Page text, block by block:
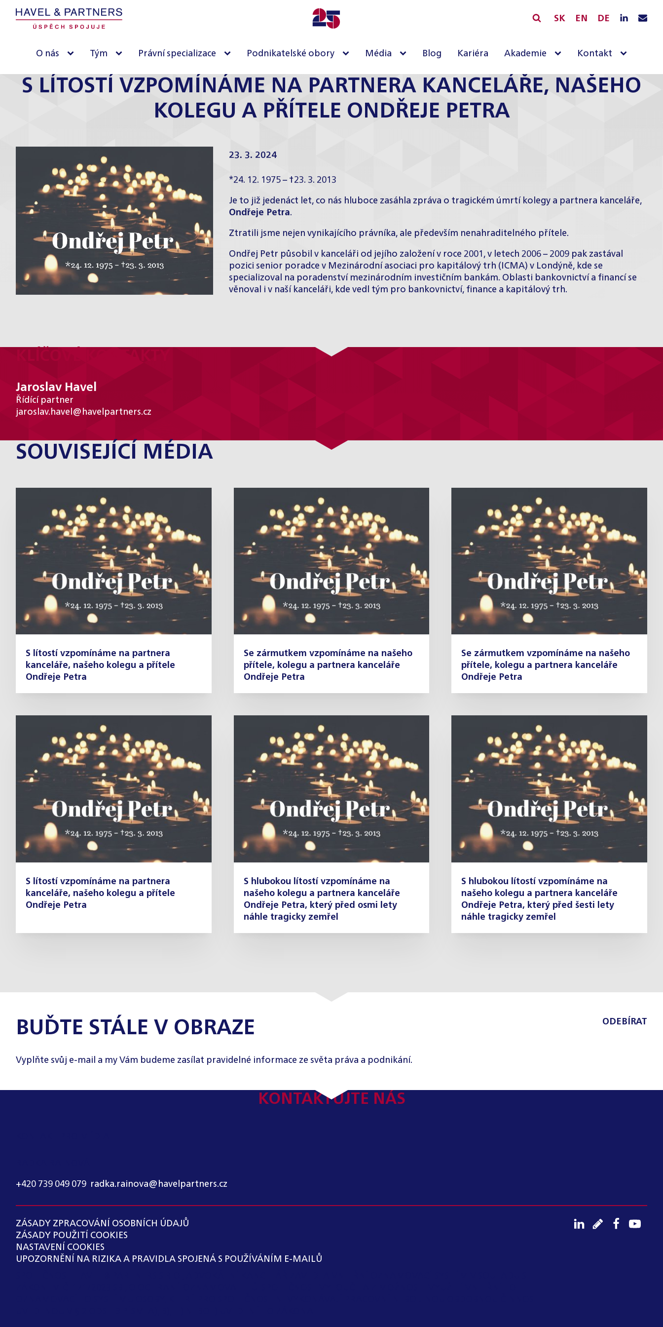
SK EN DE
O nás Tým Právní specializace Podnikatelské obory Média Blog Kariéra Akademie Kontakt
S LÍTOSTÍ VZPOMÍNÁME NA PARTNERA KANCELÁŘE, NAŠEHO
KOLEGU A PŘÍTELE ONDŘEJE PETRA
23. 3. 2024
*24. 12. 1975 – †23. 3. 2013
Je to již jedenáct let, co nás hluboce zasáhla zpráva o tragickém úmrtí kolegy a partnera kanceláře,
Ondřeje Petra.
Ztratili jsme nejen vynikajícího právníka, ale především nenahraditelného přítele.
Ondřej Petr působil v kanceláři od jejího založení v roce 2001, v letech 2006 – 2009 pak zastával
pozici senior poradce v Mezinárodní asociaci pro kapitálový trh (ICMA) v Londýně, kde se
specializoval na poradenství mezinárodním investičním bankám. Oblasti bankovnictví a financí se
věnoval i v naší kanceláři, kde vedl tým pro bankovnictví, finance a kapitálový trh.
Jaroslav Havel
Řídící partner
jaroslav.havel@havelpartners.cz
SOUVISEJÍCÍ MÉDIA
S lítostí vzpomínáme na partnera
kanceláře, našeho kolegu a přítele
Ondřeje Petra
Se zármutkem vzpomínáme na našeho
přítele, kolegu a partnera kanceláře
Ondřeje Petra
Se zármutkem vzpomínáme na našeho
přítele, kolegu a partnera kanceláře
Ondřeje Petra
S lítostí vzpomínáme na partnera
kanceláře, našeho kolegu a přítele
Ondřeje Petra
S hlubokou lítostí vzpomínáme na
našeho kolegu a partnera kanceláře
Ondřeje Petra, který před osmi lety
náhle tragicky zemřel
S hlubokou lítostí vzpomínáme na
našeho kolegu a partnera kanceláře
Ondřeje Petra, který před šesti lety
náhle tragicky zemřel
BUĎTE STÁLE V OBRAZE ODEBÍRAT
Vyplňte svůj e-mail a my Vám budeme zasílat pravidelné informace ze světa práva a podnikání.
KONTAKTUJTE NÁS
+420 739 049 079 radka.rainova@havelpartners.cz
ZÁSADY ZPRACOVÁNÍ OSOBNÍCH ÚDAJŮ
ZÁSADY POUŽITÍ COOKIES
NASTAVENÍ COOKIES
UPOZORNĚNÍ NA RIZIKA A PRAVIDLA SPOJENÁ S POUŽÍVÁNÍM E-MAILŮ